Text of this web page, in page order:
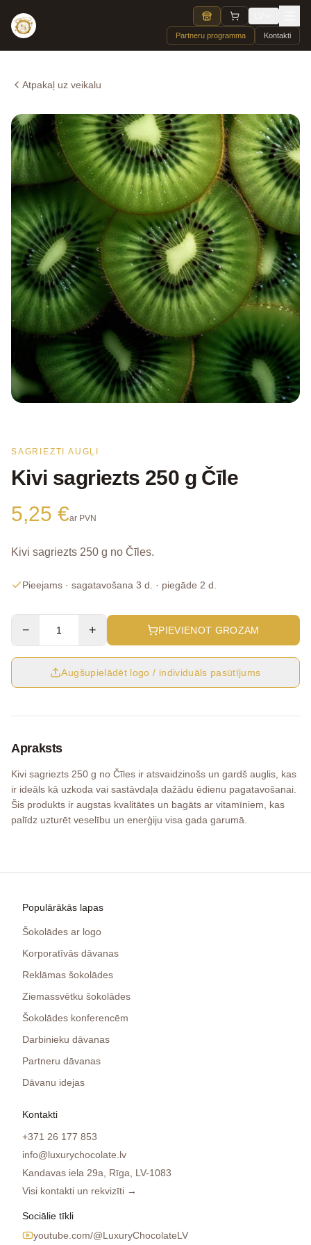
Partneru programma Kontakti
Atpakaļ uz veikalu
SAGRIEZTI AUGĻI
Kivi sagriezts 250 g Čīle
5,25 €ar PVN
Kivi sagriezts 250 g no Čīles.
Pieejams · sagatavošana 3 d. · piegāde 2 d.
− + PIEVIENOT GROZAM
Augšupielādēt logo / individuāls pasūtījums
Apraksts
Kivi sagriezts 250 g no Čīles ir atsvaidzinošs un gardš auglis, kas
ir ideāls kā uzkoda vai sastāvdaļa dažādu ēdienu pagatavošanai.
Šis produkts ir augstas kvalitātes un bagāts ar vitamīniem, kas
palīdz uzturēt veselību un enerģiju visa gada garumā.
Populārākās lapas
Šokolādes ar logo
Korporatīvās dāvanas
Reklāmas šokolādes
Ziemassvētku šokolādes
Šokolādes konferencēm
Darbinieku dāvanas
Partneru dāvanas
Dāvanu idejas
Kontakti
+371 26 177 853
info@luxurychocolate.lv
Kandavas iela 29a, Rīga, LV-1083
Visi kontakti un rekvizīti →
Sociālie tīkli
youtube.com/@LuxuryChocolateLV